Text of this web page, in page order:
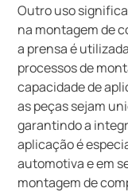
Outro uso
na montagem de
a prensa é
processos de
capacidade de
as peças sejam
garantindo a
aplicação é
automotiva e em
montagem de